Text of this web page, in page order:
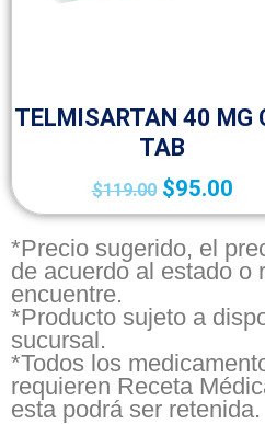
TELMISARTAN 40 MG
TAB
$119.00 $95.00
*Precio sugerido, el
de acuerdo al estado o
encuentre.
*Producto sujeto a
sucursal.
*Todos los
requieren Receta
esta podrá ser retenida.